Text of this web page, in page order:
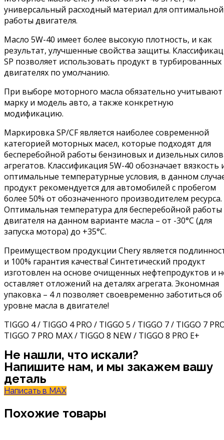
универсальный расходный материал для оптимальной
работы двигателя.
Масло 5W-40 имеет более высокую плотность, и как
результат, улучшенные свойства защиты.
SP позволяет использовать продукт в турбированных
двигателях по умолчанию.
При выборе моторного масла обязательно учитывают
марку и модель авто, а также конкретную
модификацию.
Маркировка SP/CF является наиболее современной
категорией моторных масел, которые подходят для
бесперебойной работы бензиновых и дизельных
агрегатов. Классификация 5W-40 обозначает вязкость
оптимальные температурные условия, в данном
продукт рекомендуется для автомобилей с пробегом
более 50% от обозначенного производителем ресурса.
Оптимальная температура для бесперебойной работы
двигателя на данном варианте масла – от -30°С (для
запуска мотора) до +35°С.
Преимуществом продукции Chery является
и 100% гарантия качества! Синтетический продукт
изготовлен на основе очищенных нефтепродуктов и
оставляет отложений на деталях агрегата. Экономная
упаковка – 4 л позволяет своевременно заботиться об
уровне масла в двигателе!
TIGGO 4 / TIGGO 4 PRO / TIGGO 5 / TIGGO 7 / TIGGO 7
TIGGO 7 PRO MAX / TIGGO 8 NEW / TIGGO 8 PRO E+
Не нашли, что искали?
Напишите нам, и мы закажем вашу
деталь
Написать в MAX
Похожие товары